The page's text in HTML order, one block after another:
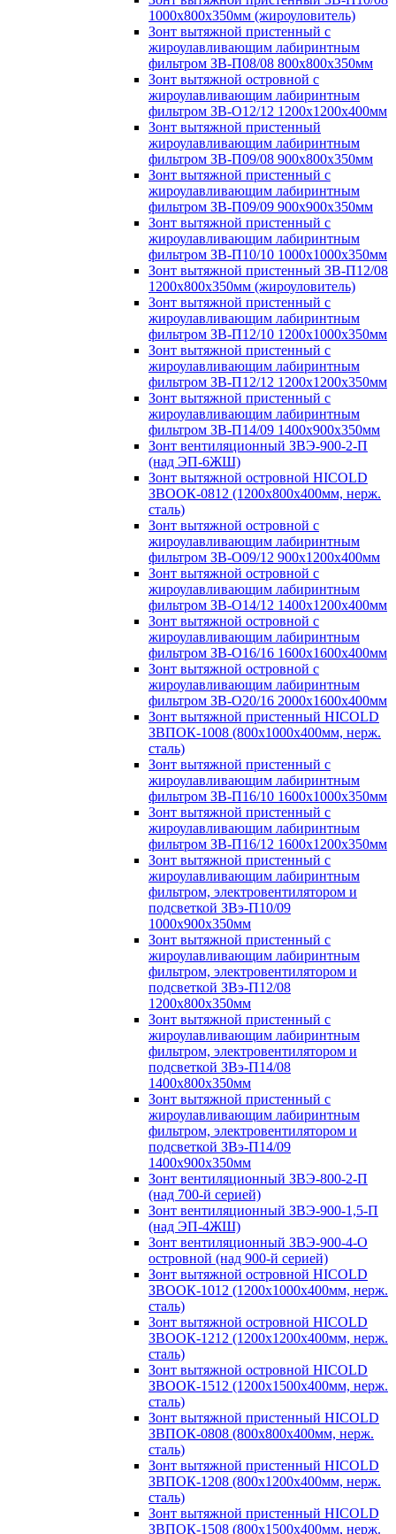
1000х800х350мм (жироуловитель)
Зонт вытяжной пристенный с
жироулавливающим лабиринтным
фильтром ЗВ-П08/08 800х800х350мм
Зонт вытяжной островной с
жироулавливающим лабиринтным
фильтром ЗВ-О12/12 1200х1200х400мм
Зонт вытяжной пристенный
жироулавливающим лабиринтным
фильтром ЗВ-П09/08 900х800х350мм
Зонт вытяжной пристенный с
жироулавливающим лабиринтным
фильтром ЗВ-П09/09 900х900х350мм
Зонт вытяжной пристенный с
жироулавливающим лабиринтным
фильтром ЗВ-П10/10 1000х1000х350мм
Зонт вытяжной пристенный ЗВ-П12/08
1200х800х350мм (жироуловитель)
Зонт вытяжной пристенный с
жироулавливающим лабиринтным
фильтром ЗВ-П12/10 1200х1000х350мм
Зонт вытяжной пристенный с
жироулавливающим лабиринтным
фильтром ЗВ-П12/12 1200х1200х350мм
Зонт вытяжной пристенный с
жироулавливающим лабиринтным
фильтром ЗВ-П14/09 1400х900х350мм
Зонт вентиляционный ЗВЭ-900-2-П
(над ЭП-6ЖШ)
Зонт вытяжной островной HICOLD
ЗВООК-0812 (1200х800x400мм, нерж.
сталь)
Зонт вытяжной островной с
жироулавливающим лабиринтным
фильтром ЗВ-О09/12 900х1200х400мм
Зонт вытяжной островной с
жироулавливающим лабиринтным
фильтром ЗВ-О14/12 1400х1200х400мм
Зонт вытяжной островной с
жироулавливающим лабиринтным
фильтром ЗВ-О16/16 1600х1600х400мм
Зонт вытяжной островной с
жироулавливающим лабиринтным
фильтром ЗВ-О20/16 2000х1600х400мм
Зонт вытяжной пристенный HICOLD
ЗВПОК-1008 (800х1000х400мм, нерж.
сталь)
Зонт вытяжной пристенный с
жироулавливающим лабиринтным
фильтром ЗВ-П16/10 1600х1000х350мм
Зонт вытяжной пристенный с
жироулавливающим лабиринтным
фильтром ЗВ-П16/12 1600х1200х350мм
Зонт вытяжной пристенный с
жироулавливающим лабиринтным
фильтром, электровентилятором и
подсветкой ЗВэ-П10/09
1000х900х350мм
Зонт вытяжной пристенный с
жироулавливающим лабиринтным
фильтром, электровентилятором и
подсветкой ЗВэ-П12/08
1200х800х350мм
Зонт вытяжной пристенный с
жироулавливающим лабиринтным
фильтром, электровентилятором и
подсветкой ЗВэ-П14/08
1400х800х350мм
Зонт вытяжной пристенный с
жироулавливающим лабиринтным
фильтром, электровентилятором и
подсветкой ЗВэ-П14/09
1400х900х350мм
Зонт вентиляционный ЗВЭ-800-2-П
(над 700-й серией)
Зонт вентиляционный ЗВЭ-900-1,5-П
(над ЭП-4ЖШ)
Зонт вентиляционный ЗВЭ-900-4-О
островной (над 900-й серией)
Зонт вытяжной островной HICOLD
ЗВООК-1012 (1200х1000х400мм, нерж.
сталь)
Зонт вытяжной островной HICOLD
ЗВООК-1212 (1200x1200x400мм, нерж.
сталь)
Зонт вытяжной островной HICOLD
ЗВООК-1512 (1200х1500х400мм, нерж.
сталь)
Зонт вытяжной пристенный HICOLD
ЗВПОК-0808 (800х800х400мм, нерж.
сталь)
Зонт вытяжной пристенный HICOLD
ЗВПОК-1208 (800х1200х400мм, нерж.
сталь)
Зонт вытяжной пристенный HICOLD
ЗВПОК-1508 (800х1500х400мм, нерж.